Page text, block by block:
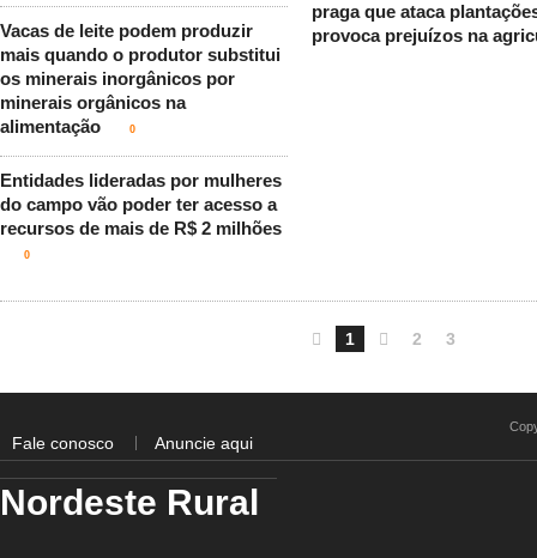
Vacas de leite podem produzir
mais quando o produtor substitui
os minerais inorgânicos por
minerais orgânicos na
alimentação
0
Entidades lideradas por mulheres
do campo vão poder ter acesso a
recursos de mais de R$ 2 milhões
0
praga que ataca
provoca prejuízos na
 1  2 3
Fale conosco Anuncie aqui
Nordeste Rural